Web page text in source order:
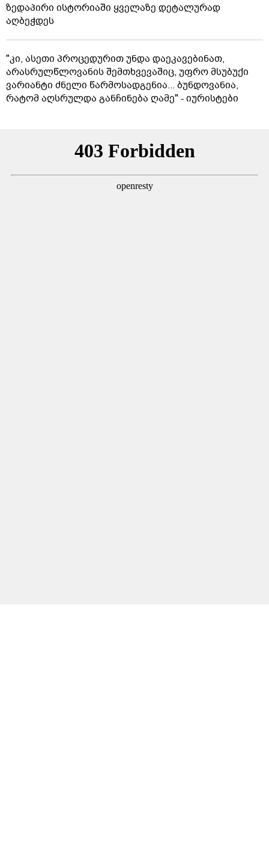
ზედაპირი ისტორიაში ყველაზე დეტალურად
აღბეჭდეს
"კი, ასეთი პროცედურით უნდა დაეკავებინათ,
არასრულწლოვანის შემთხვევაშიც, უფრო მსუბუქი
ვარიანტი ძნელი წარმოსადგენია... ბუნდოვანია,
რატომ აღსრულდა განჩინება ღამე" - იურისტები